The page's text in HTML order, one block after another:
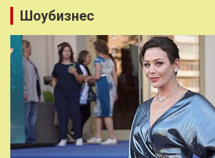
Шоубизнес